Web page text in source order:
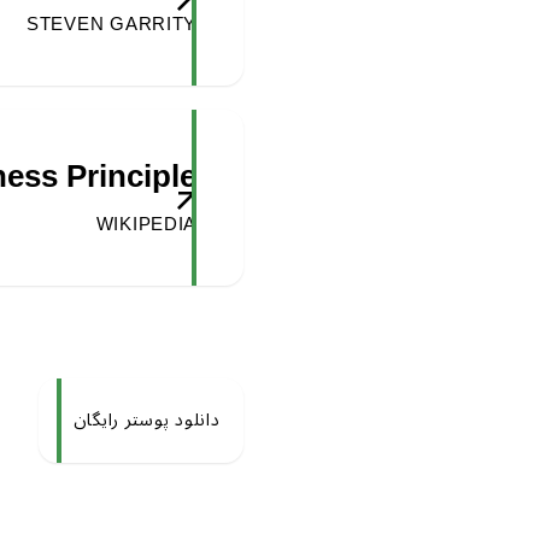
STEVEN GARRITY
Principle
WIKIPEDIA
دانلود پوستر رایگان